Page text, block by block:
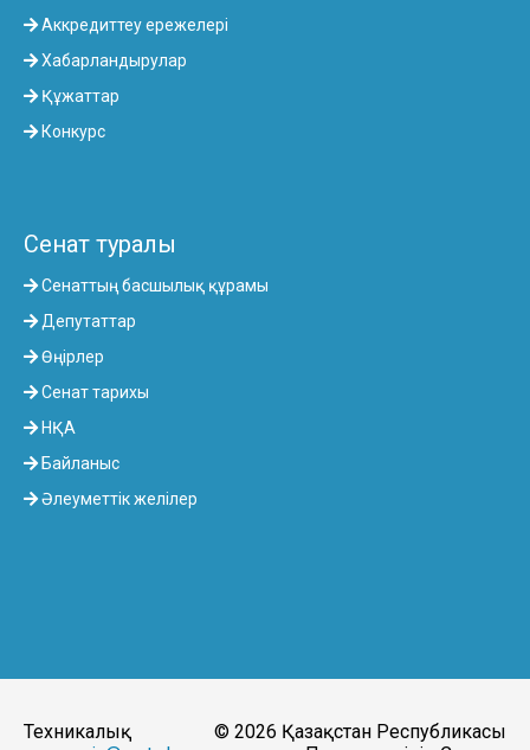
Аккредиттеу ережелері
Хабарландырулар
Құжаттар
Конкурс
Сенат туралы
Сенаттың басшылық құрамы
Депутаттар
Өңірлер
Сенат тарихы
НҚА
Байланыс
Әлеуметтік желілер
Техникалық
© 2026 Қазақстан Республикасы